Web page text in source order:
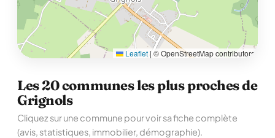
Leaflet | © OpenStreetMap contributors
Les 20 communes les plus proches de
Grignols
Cliquez sur une commune pour voir sa fiche complète
(avis, statistiques, immobilier, démographie).